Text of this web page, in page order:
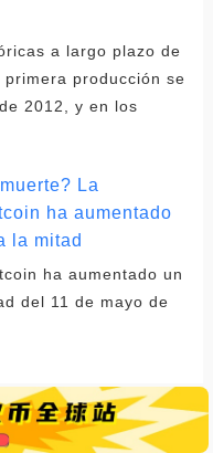
a largo plazo de
producción se
2012, y en los
La
ha aumentado
la mitad
ha aumentado un
del 11 de mayo de